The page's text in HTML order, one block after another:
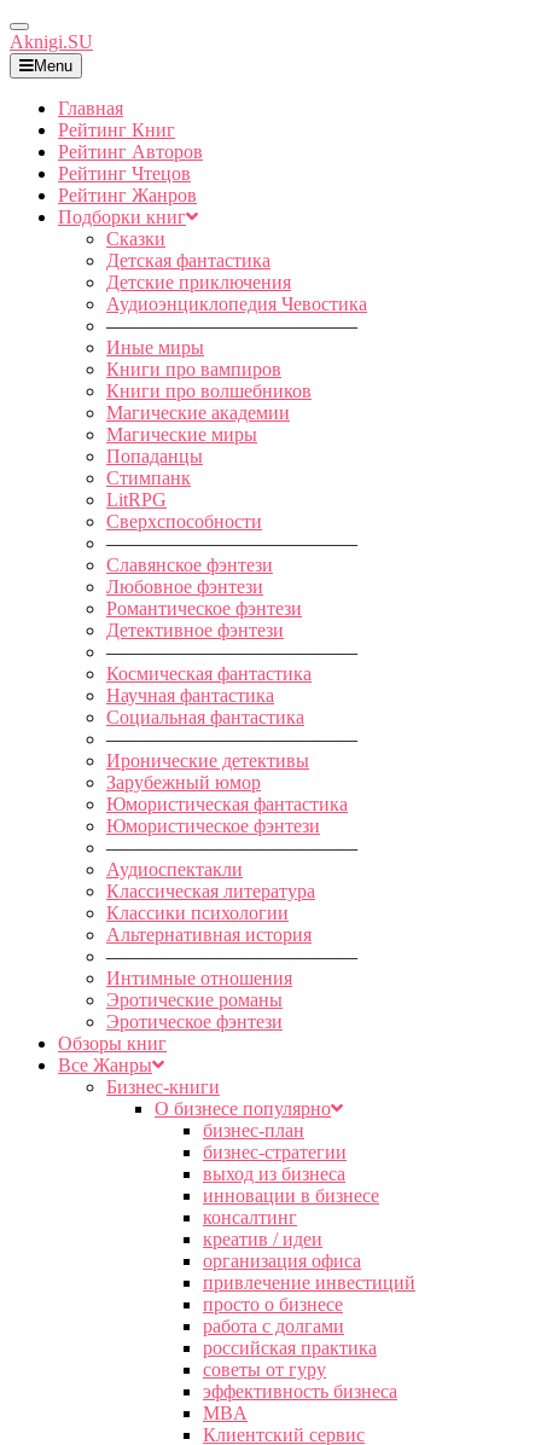
Toggle
Navigation
Aknigi.SU
Menu
Главная
Рейтинг Книг
Рейтинг Авторов
Рейтинг Чтецов
Рейтинг Жанров
Подборки книг
Сказки
Детская фантастика
Детские приключения
Аудиоэнциклопедия Чевостика
—————————————
Иные миры
Книги про вампиров
Книги про волшебников
Магические академии
Магические миры
Попаданцы
Стимпанк
LitRPG
Сверхспособности
—————————————
Славянское фэнтези
Любовное фэнтези
Романтическое фэнтези
Детективное фэнтези
—————————————
Космическая фантастика
Научная фантастика
Социальная фантастика
—————————————
Иронические детективы
Зарубежный юмор
Юмористическая фантастика
Юмористическое фэнтези
—————————————
Аудиоспектакли
Классическая литература
Классики психологии
Альтернативная история
—————————————
Интимные отношения
Эротические романы
Эротическое фэнтези
Обзоры книг
Все Жанры
Бизнес-книги
О бизнесе популярно
бизнес-план
бизнес-стратегии
выход из бизнеса
инновации в бизнесе
консалтинг
креатив / идеи
организация офиса
привлечение инвестиций
просто о бизнесе
работа с долгами
российская практика
советы от гуру
эффективность бизнеса
MBA
Клиентский сервис